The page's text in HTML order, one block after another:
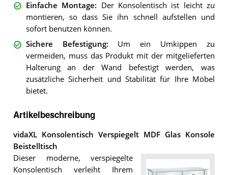
Einfache Montage: Der Konsolentisch ist leicht zu
montieren, so dass Sie ihn schnell aufstellen und
sofort benutzen können.
Sichere Befestigung: Um ein Umkippen zu
vermeiden, muss das Produkt mit der mitgelieferten
Halterung an der Wand befestigt werden, was
zusätzliche Sicherheit und Stabilität für Ihre Möbel
bietet.
Artikelbeschreibung
vidaXL Konsolentisch Verspiegelt MDF Glas Konsole
Beistelltisch
Dieser moderne, verspiegelte
Konsolentisch verleiht Ihrem